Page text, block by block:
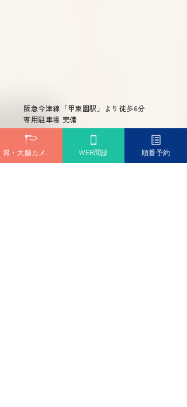
阪急今津線「甲東園駅」より徒歩6分
専用駐車場 完備
問診票ダウンロード
WEB問診 順番予約